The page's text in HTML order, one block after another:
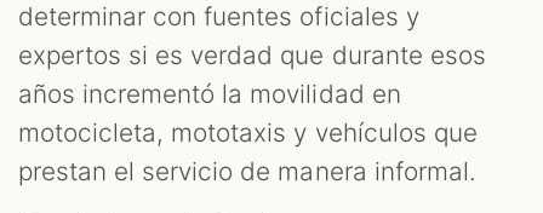
determinar con fuentes oficiales y
expertos si es verdad que durante esos
años incrementó la movilidad en
motocicleta, mototaxis y vehículos que
prestan el servicio de manera informal.